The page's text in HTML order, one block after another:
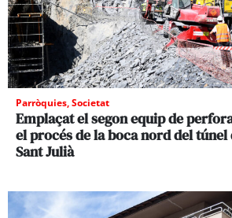
Parròquies,Societat
Emplaçat el segon equip de
el procés de la boca nord del
Sant Julià